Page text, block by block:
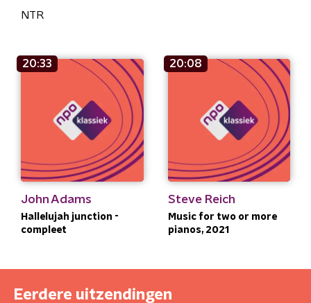
NTR
20:33
John Adams
Hallelujah junction -
compleet
20:08
Steve Reich
Music for two or more
pianos, 2021
Eerdere uitzendingen